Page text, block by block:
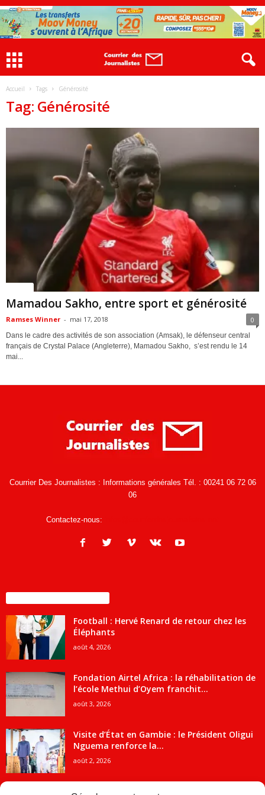
Accueil Tags Générosité
Tag: Générosité
Mamadou Sakho, entre sport et générosité
Ramses Winner - mai 17, 2018 0
Dans le cadre des activités de son association (Amsak), le défenseur central
français de Crystal Palace (Angleterre), Mamadou Sakho, s’est rendu le 14
mai...
Courrier Des Journalistes : Informations générales Tél. : 00241 06 72 06
06
Contactez-nous:
Football : Hervé Renard de retour chez les
Éléphants
août 4, 2026
Fondation Airtel Africa : la réhabilitation de
l’école Methui d’Oyem franchit...
août 3, 2026
Visite d’État en Gambie : le Président Oligui
Nguema renforce la...
août 2, 2026